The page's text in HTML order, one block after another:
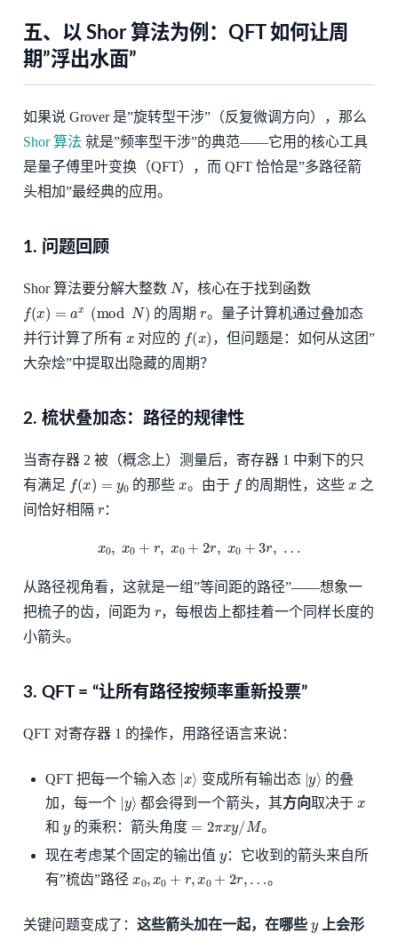
五、以 Shor 算法为例：QFT 如何让周
期”浮出水面”
如果说 Grover 是”旋转型干涉”（反复微调方向），那么
Shor 算法 就是”频率型干涉”的典范——它用的核心工具
是量子傅里叶变换（QFT），而 QFT 恰恰是”多路径箭
头相加”最经典的应用。
1. 问题回顾
Shor 算法要分解大整数 N，核心在于找到函数
f(x )= mod 的周期 。量子计算机通过叠加态
并行计算了所有
对应的 f(x ) ，但问题是：如何从这团”
大杂烩”中提取出隐藏的周期？
2. 梳状叠加态：路径的规律性
当寄存器 2 被（概念上）测量后，寄存器 1 中剩下的只
有满足 f(x )= 的那些 。由于 f的周期性，这些
之
间恰好相隔
：
x x 0 r,x + 2r, 0+ 3 …
从路径视角看，这就是一组”等间距的路径”——想象一
把梳子的齿，间距为
，每根齿上都挂着一个同样长度的
小箭头。
3. QFT = “让所有路径按频率重新投票”
QFT 对寄存器 1 的操作，用路径语言来说：
QFT 把每一个输入态 | ⟩ 变成所有输出态 |y ⟩ 的叠
加，每一个 | ⟩ 都会得到一个箭头，其方向取决于
和 的乘积：箭头角度 2π M
。
现在考虑某个固定的输出值 ：它收到的箭头来自所
有”梳齿”路径
+ r … 。
关键问题变成了： 这些箭头加在一起，在哪些
上会形